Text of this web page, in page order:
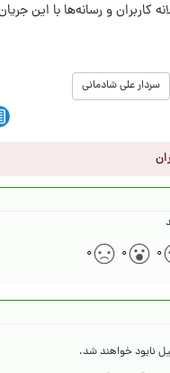
کاربران و رسانه‌ها با این
سردار علی شادمانی
۰ ۰ ۰
نابود خواهند شد.